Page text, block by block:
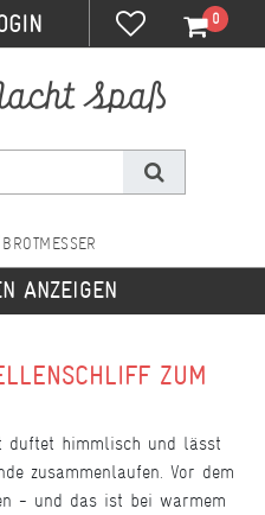
0
BROTMESSER
ANZEIGEN
ZUM
duftet himmlisch und lässt
zusammenlaufen. Vor dem
- und das ist bei warmem